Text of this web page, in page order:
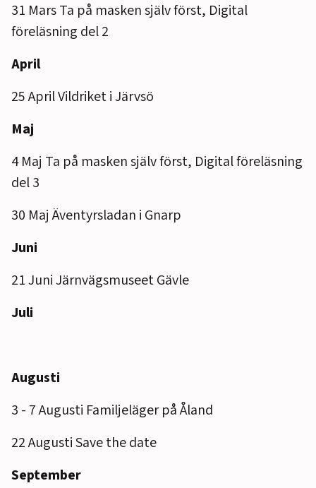
31 Mars Ta på masken själv först, Digital
föreläsning del 2
April
25 April Vildriket i Järvsö
Maj
4 Maj Ta på masken själv först, Digital föreläsning
del 3
30 Maj Äventyrsladan i Gnarp
Juni
21 Juni Järnvägsmuseet Gävle
Juli
Augusti
3 - 7 Augusti Familjeläger på Åland
22 Augusti Save the date
September